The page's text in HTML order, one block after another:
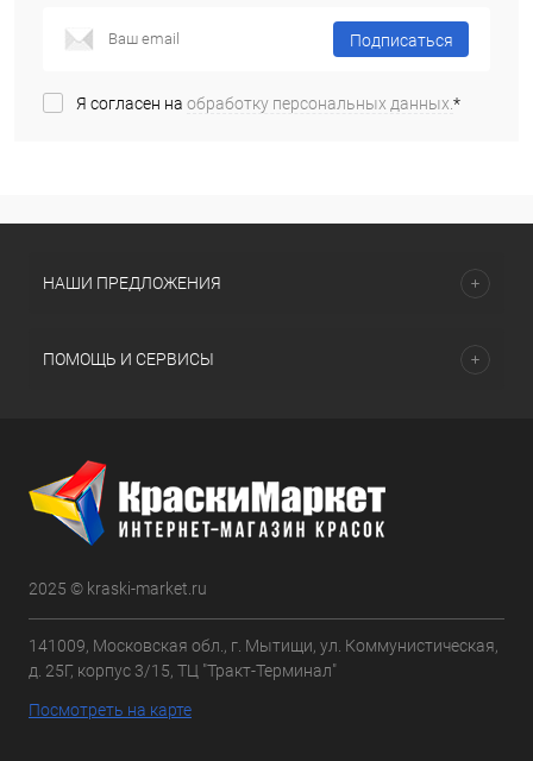
Подписаться
Я согласен на обработку персональных данных.*
НАШИ ПРЕДЛОЖЕНИЯ
ПОМОЩЬ И СЕРВИСЫ
2025 © kraski-market.ru
141009, Московская обл., г. Мытищи, ул. Коммунистическая,
д. 25Г, корпус 3/15, ТЦ "Тракт-Терминал"
Посмотреть на карте